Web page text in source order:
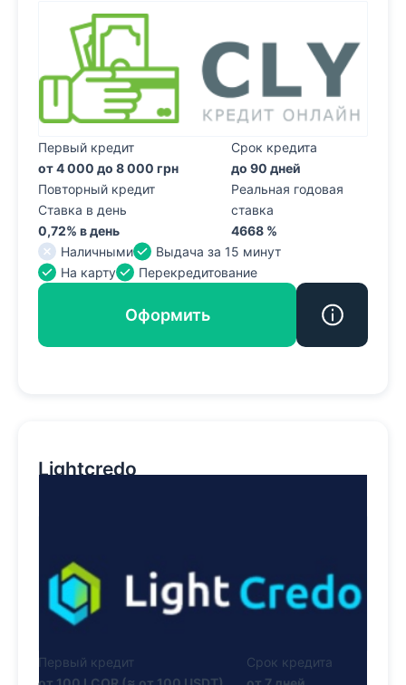
Первый кредит
от 4 000 до 8 000 грн
Повторный кредит
Ставка в день
0,72% в день
Срок кредита
до 90 дней
Реальная годовая
ставка
4668 %
Наличными
Выдача за 15 минут
На карту
Перекредитование
Оформить
Lightcredo
Первый кредит
Срок кредита